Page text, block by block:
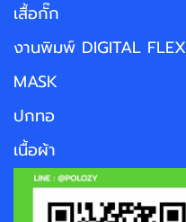
เสื้อกั๊ก
งานพิมพ์ DIGITAL FLEX
MASK
ปกทอ
เนื้อผ้า